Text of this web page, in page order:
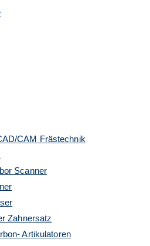
CAM Frästechnik
Scanner
Zahnersatz
Artikulatoren